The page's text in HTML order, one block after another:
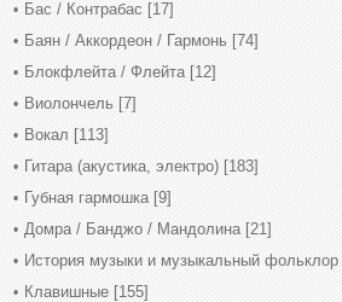
Бас / Контрабас [17]
Баян / Аккордеон / Гармонь [74]
Блокфлейта / Флейта [12]
Виолончель [7]
Вокал [113]
Гитара (акустика, электро) [183]
Губная гармошка [9]
Домра / Банджо / Мандолина [21]
История музыки и музыкальный фольклор
Клавишные [155]